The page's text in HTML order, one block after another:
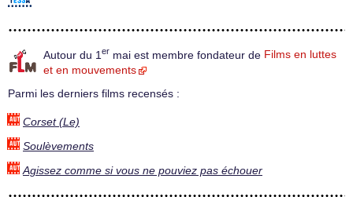
Autour du 1 er mai est membre fondateur de Films en luttes
et en mouvements
Parmi les derniers films recensés :
Corset (Le)
Soulèvements
Agissez comme si vous ne pouviez pas échouer